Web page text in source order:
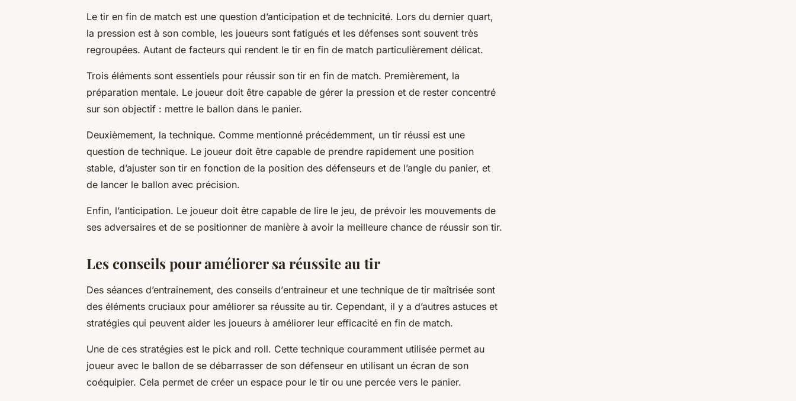
Le tir en fin de match est une question d’anticipation et de technicité. Lors du dernier quart,
la pression est à son comble, les joueurs sont fatigués et les défenses sont souvent très
regroupées. Autant de facteurs qui rendent le tir en fin de match particulièrement délicat.
Trois éléments sont essentiels pour réussir son tir en fin de match. Premièrement, la
préparation mentale. Le joueur doit être capable de gérer la pression et de rester concentré
sur son objectif : mettre le ballon dans le panier.
Deuxièmement, la technique. Comme mentionné précédemment, un tir réussi est une
question de technique. Le joueur doit être capable de prendre rapidement une position
stable, d’ajuster son tir en fonction de la position des défenseurs et de l’angle du panier, et
de lancer le ballon avec précision.
Enfin, l’anticipation. Le joueur doit être capable de lire le jeu, de prévoir les mouvements de
ses adversaires et de se positionner de manière à avoir la meilleure chance de réussir son tir.
Les conseils pour améliorer sa réussite au tir
Des séances d’entrainement, des conseils d’entraineur et une technique de tir maîtrisée sont
des éléments cruciaux pour améliorer sa réussite au tir. Cependant, il y a d’autres astuces et
stratégies qui peuvent aider les joueurs à améliorer leur efficacité en fin de match.
Une de ces stratégies est le pick and roll. Cette technique couramment utilisée permet au
joueur avec le ballon de se débarrasser de son défenseur en utilisant un écran de son
coéquipier. Cela permet de créer un espace pour le tir ou une percée vers le panier.